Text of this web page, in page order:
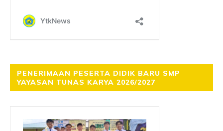
PENERIMAAN PESERTA DIDIK BARU SMP
YAYASAN TUNAS KARYA 2026/2027